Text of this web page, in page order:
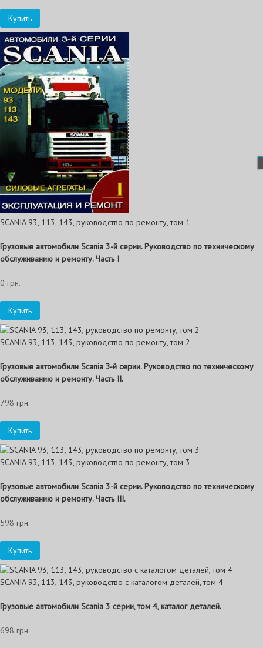
Купить
SCANIA 93, 113, 143, руководство по ремонту, том 1
Грузовые автомобили Scania 3-й серии. Руководство по техническому
обслуживанию и ремонту. Часть I
0 грн.
Купить
SCANIA 93, 113, 143, руководство по ремонту, том 2
Грузовые автомобили Scania З-й серии. Руководство по техническому
обслуживанию и ремонту. Часть II.
798 грн.
Купить
SCANIA 93, 113, 143, руководство по ремонту, том 3
Грузовые автомобили Scania 3-й серии. Руководство по техническому
обслуживанию и ремонту. Часть III.
598 грн.
Купить
SCANIA 93, 113, 143, руководство с каталогом деталей, том 4
Грузовые автомобили Scania 3 серии, том 4, каталог деталей.
698 грн.